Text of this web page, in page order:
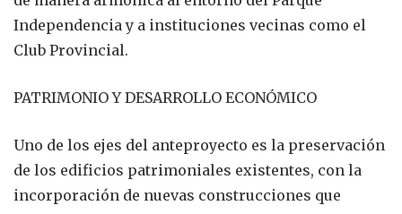
Independencia y a instituciones vecinas como el
Club Provincial.
PATRIMONIO Y DESARROLLO ECONÓMICO
Uno de los ejes del anteproyecto es la preservación
de los edificios patrimoniales existentes, con la
incorporación de nuevas construcciones que